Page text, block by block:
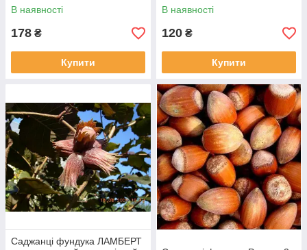
В наявності
178 ₴
Купити
В наявності
120 ₴
Купити
Саджанці фундука ЛАМБЕРТ